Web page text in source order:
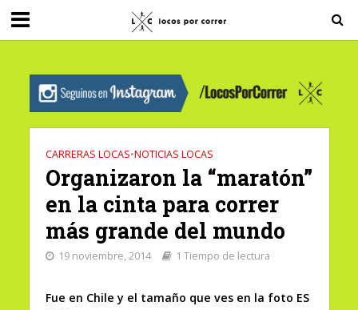
G-0X2PD3RFLV
CARRERAS LOCAS•NOTICIAS LOCAS
Organizaron la “maratón”
en la cinta para correr
más grande del mundo
19 noviembre, 2014 1 Tiempo de lectura
Fue en Chile y el tamaño que ves en la foto ES